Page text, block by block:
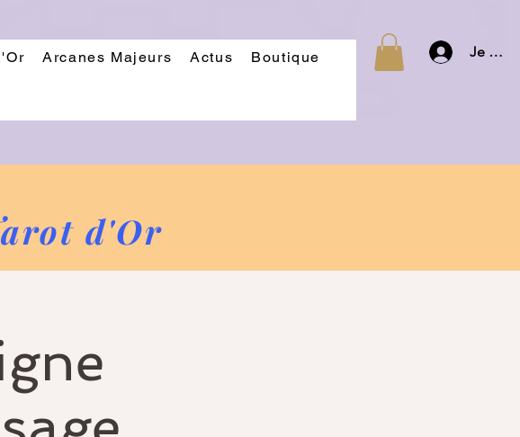
Arcanes Majeurs Actus Boutique Je
d'Or